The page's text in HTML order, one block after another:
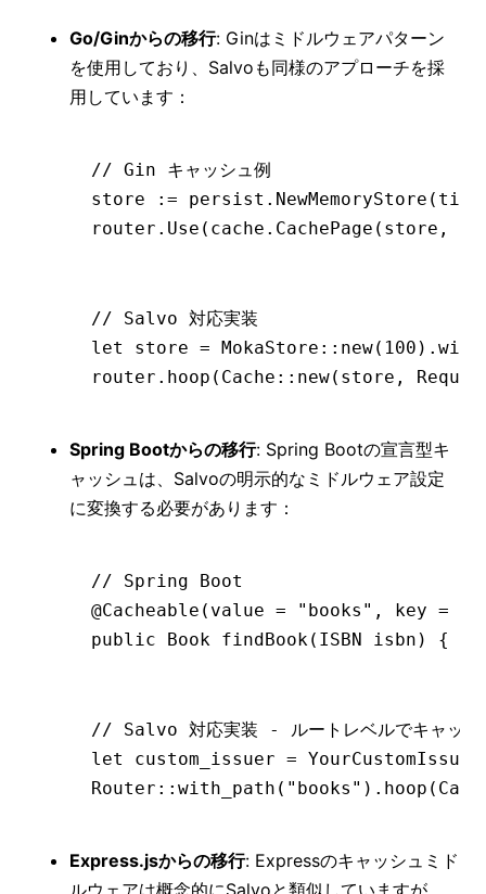
Go/Ginからの移行: Ginはミドルウェアパターン
を使用しており、Salvoも同様のアプローチを採
用しています：
// Gin キャッシュ例
store
:= persist. NewMemoryStore
router. Use (cache. CachePage (store,
// Salvo 対応実装
let
store = MokaStore :: new( 100 ) .
router . hoop (Cache :: new(store,
Spring Bootからの移行: Spring Bootの宣言型キ
ャッシュは、Salvoの明示的なミドルウェア設定
に変換する必要があります：
// Spring Boot
@Cacheable (value = "books" , key =
public Book findBook( ISBN isbn) {
// Salvo 対応実装 - ルートレベルでキャッシ
let
custom_issuer = YourCustomIssuer
Router :: with_path ( "books" ) . hoop
Express.jsからの移行: Expressのキャッシュミド
ルウェアは概念的にSalvoと類似していますが、